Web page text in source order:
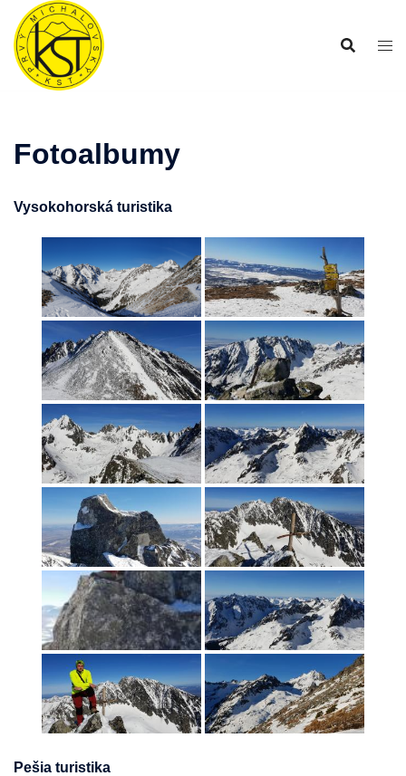
Preskočiť
obsah
Fotoalbumy
Vysokohorská turistika
Pešia turistika